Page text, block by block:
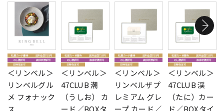
＜リンベル＞
リンベルグル
メ フォナック
ス
＜リンベル＞
47CLUB 潮
（うしお） カ
ード／BOXタ
＜リンベル＞
リンベルザプ
レミアム グレ
ープ カード／
＜リンベル＞
47CLUB 渓
（たに）カー
ド／BOXタイ